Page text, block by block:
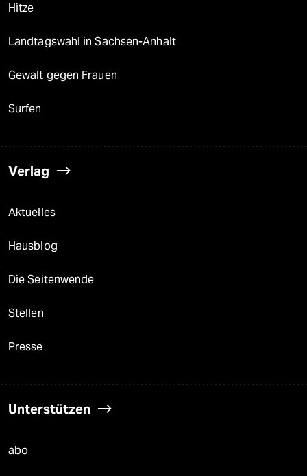
Hitze
Landtagswahl in Sachsen-Anhalt
Gewalt gegen Frauen
Surfen
Verlag
Aktuelles
Hausblog
Die Seitenwende
Stellen
Presse
Unterstützen
abo